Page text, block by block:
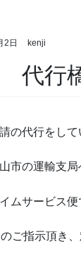
2日 kenji
代行
の代行をして
市の運輸支局
ムサービス便
ご指示頂き、